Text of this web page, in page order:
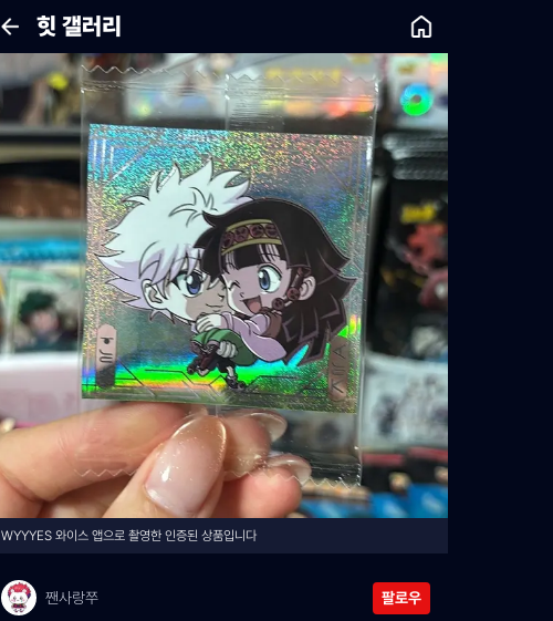
힛 갤러리
WYYYES 와이스 앱으로 촬영한 인증된 상품입니다
짼사랑쭈 팔로우